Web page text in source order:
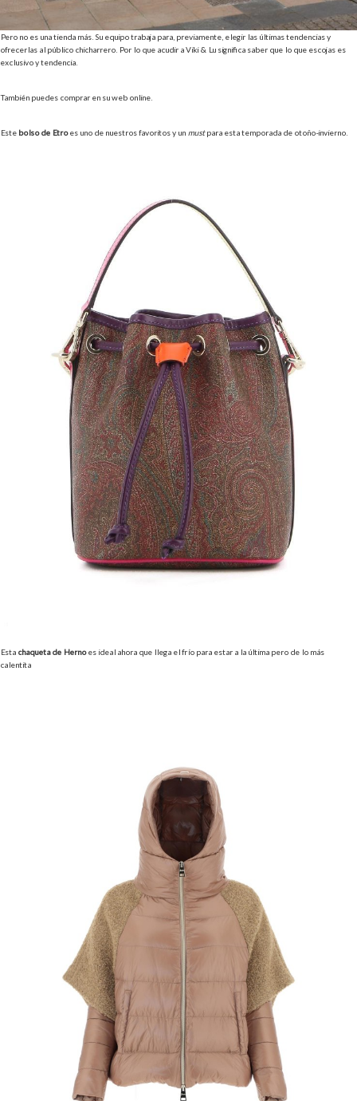
Pero no es una tienda más. Su equipo trabaja para, previamente, elegir las últimas tendencias y
ofrecerlas al público chicharrero. Por lo que acudir a Viki & Lu significa saber que lo que escojas es
exclusivo y tendencia.
También puedes comprar en su web online.
Este bolso de Etroes uno de nuestros favoritos y un mustpara esta temporada de otoño-invierno.
Esta chaqueta de Hernoes ideal ahora que llega el frío para estar a la última pero de lo más
calentita